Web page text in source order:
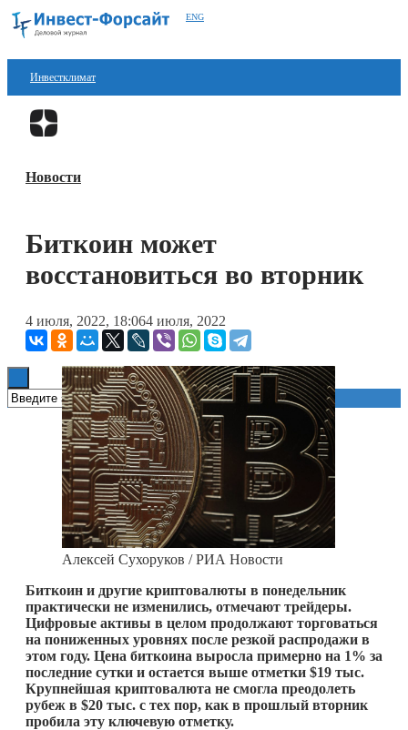
ENG
Инвестклимат
Финансы
Блокчейн
Книги
Новости
Биткоин может
восстановиться во вторник
4 июля, 2022, 18:064 июля, 2022
Алексей Сухоруков / РИА Новости
Биткоин и другие криптовалюты в понедельник
практически не изменились, отмечают трейдеры.
Цифровые активы в целом продолжают торговаться
на пониженных уровнях после резкой распродажи в
этом году. Цена биткоина выросла примерно на 1% за
последние сутки и остается выше отметки $19 тыс.
Крупнейшая криптовалюта не смогла преодолеть
рубеж в $20 тыс. с тех пор, как в прошлый вторник
пробила эту ключевую отметку.